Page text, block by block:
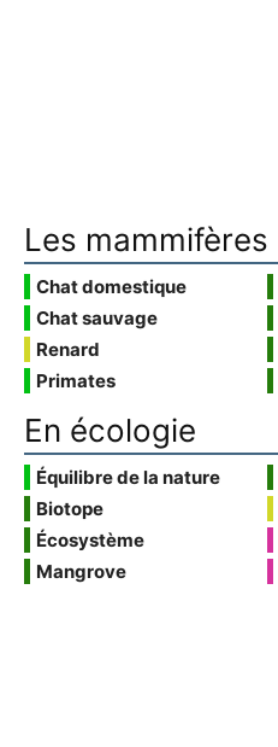
Les mammifères
Chat domestique
Chat sauvage
Renard
Primates
En écologie
Équilibre de la nature
Biotope
Écosystème
Mangrove